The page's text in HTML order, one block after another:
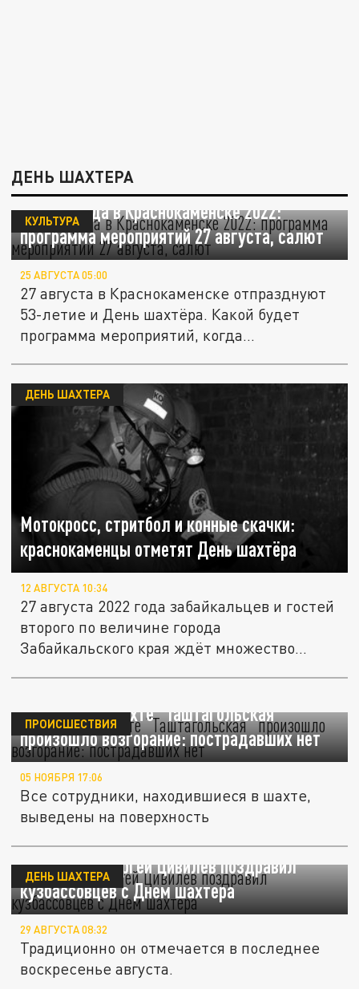
ДЕНЬ ШАХТЕРА
День города в Краснокаменске 2022:
программа мероприятий 27 августа, салют
КУЛЬТУРА
25 АВГУСТА 05:00
27 августа в Краснокаменске отпразднуют
53-летие и День шахтёра. Какой будет
программа мероприятий, когда...
Мотокросс, стритбол и конные скачки:
краснокаменцы отметят День шахтёра
ДЕНЬ ШАХТЕРА
12 АВГУСТА 10:34
27 августа 2022 года забайкальцев и гостей
второго по величине города
Забайкальского края ждёт множество...
В Кузбассой шахте “Таштагольская”
произошло возгорание: пострадавших нет
ПРОИСШЕСТВИЯ
05 НОЯБРЯ 17:06
Все сотрудники, находившиеся в шахте,
выведены на поверхность
Губернатор Сергей Цивилев поздравил
кузбассовцев с Днем шахтера
ДЕНЬ ШАХТЕРА
29 АВГУСТА 08:32
Традиционно он отмечается в последнее
воскресенье августа.